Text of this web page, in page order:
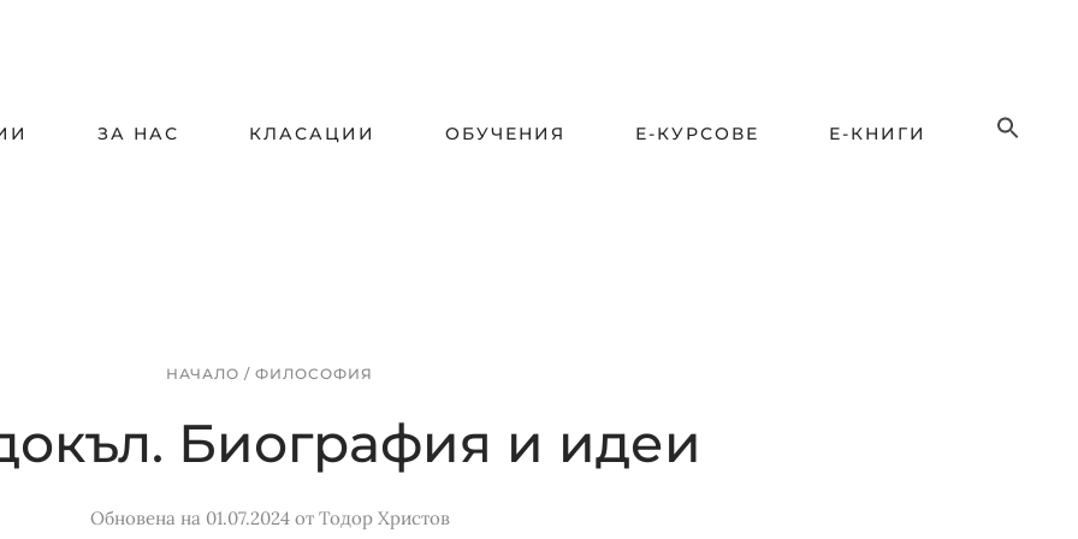
ЗА НАС КЛАСАЦИИ ОБУЧЕНИЯ Е-КУРСОВЕ Е-КНИГИ
НАЧАЛО / ФИЛОСОФИЯ
Биография и идеи
Обновена на 01.07.2024от Тодор Христов